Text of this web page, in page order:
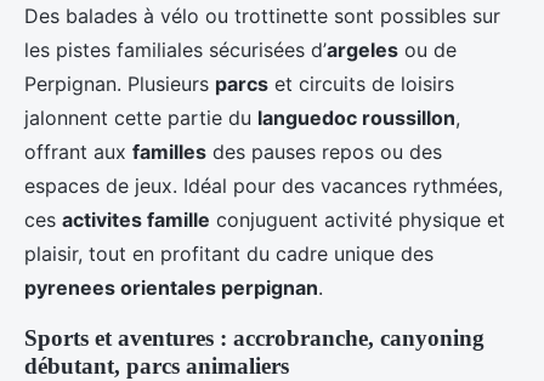
Des balades à vélo ou trottinette sont possibles sur
les pistes familiales sécurisées d’argeles ou de
Perpignan. Plusieurs parcs et circuits de loisirs
jalonnent cette partie du languedoc roussillon,
offrant aux familles des pauses repos ou des
espaces de jeux. Idéal pour des vacances rythmées,
ces activites famille conjuguent activité physique et
plaisir, tout en profitant du cadre unique des
pyrenees orientales perpignan.
Sports et aventures : accrobranche, canyoning
débutant, parcs animaliers